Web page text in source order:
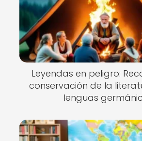
Leyendas en peligro:
conservación de la
lenguas